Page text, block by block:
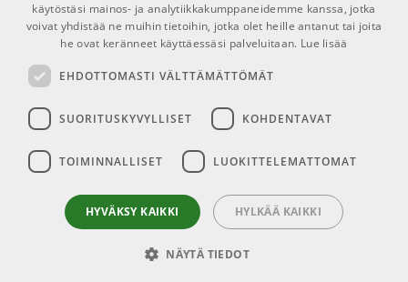
13-17)
Puh: 0207 282250 (myymälä)
00580 Helsinki
Y-tunnus: 1983522-7
La 10-15
FINNISH
käytöstäsi mainos- ja analytiikkakumppaneidemme kanssa, jotka
voivat yhdistää ne muihin tietoihin, jotka olet heille antanut tai joita
he ovat keränneet käyttäessäsi palveluitaan. Lue lisää
EHDOTTOMASTI VÄLTTÄMÄTTÖMÄT
SUORITUSKYVYLLISET KOHDENTAVAT
TOIMINNALLISET LUOKITTELEMATTOMAT
HYVÄKSY KAIKKI HYLKÄÄ KAIKKI
NÄYTÄ TIEDOT